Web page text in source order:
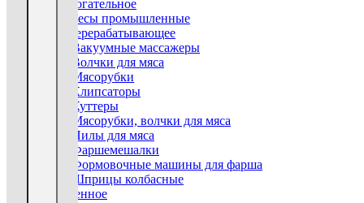
Вспомогательное
Тестомесы промышленные
Мясоперерабатывающее
Вакуумные массажеры
Волчки для мяса
Мясорубки
Клипсаторы
Куттеры
Мясорубки, волчки для мяса
Пилы для мяса
Фаршемешалки
Формовочные машины для фарша
Шприцы колбасные
Пельменное